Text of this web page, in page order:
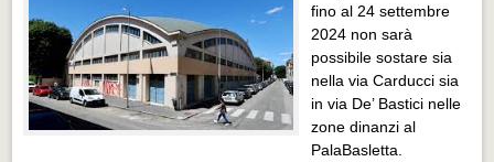
Progetti Realizzati
Progetti Realizzati
EVENTI
EVENTI
fino al 24 settembre
2024 non sarà
possibile sostare sia
nella via Carducci sia
in via De’ Bastici nelle
zone dinanzi al
PalaBasletta.